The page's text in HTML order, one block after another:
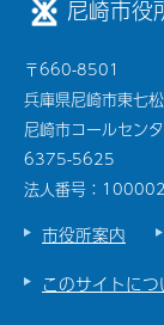
尼崎市役
〒660-8501
兵庫県尼崎市東七
尼崎市コールセ
6375-5625
法人番号：
市役所案内
このサイトにつ